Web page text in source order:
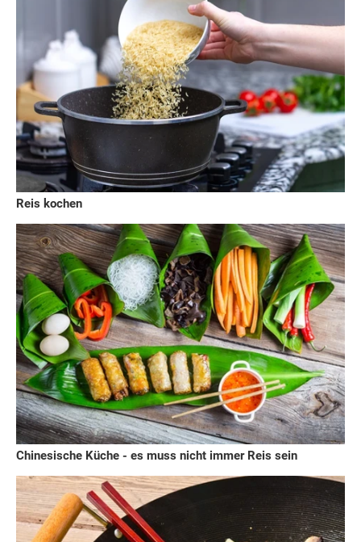
Reis kochen
Chinesische Küche - es muss nicht immer Reis sein